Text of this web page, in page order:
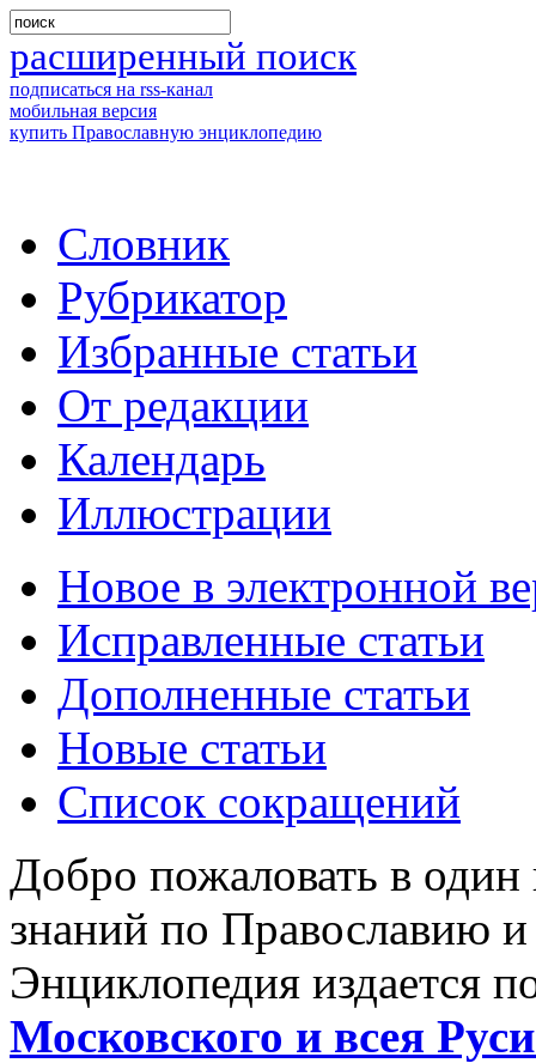
расширенный поиск
подписаться на rss-канал
мобильная версия
купить Православную энциклопедию
Словник
Рубрикатор
Избранные статьи
От редакции
Календарь
Иллюстрации
Новое в электронной
Исправленные статьи
Дополненные статьи
Новые статьи
Список сокращений
Добро пожаловать в
знаний по Православию
Энциклопедия издается
Московского и всея